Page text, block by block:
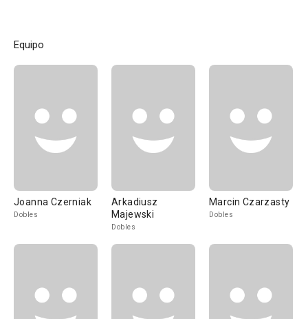
Equipo
Joanna Czerniak
Dobles
Arkadiusz
Majewski
Dobles
Marcin Czarzasty
Dobles